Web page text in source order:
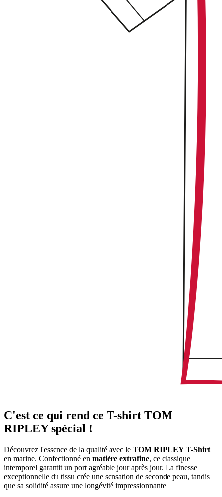
C'est ce qui rend ce T-shirt TOM
RIPLEY spécial !
Découvrez l'essence de la qualité avec le TOM RIPLEY T-Shirt
en marine. Confectionné en matière extrafine, ce classique
intemporel garantit un port agréable jour après jour. La finesse
exceptionnelle du tissu crée une sensation de seconde peau, tandis
que sa solidité assure une longévité impressionnante.